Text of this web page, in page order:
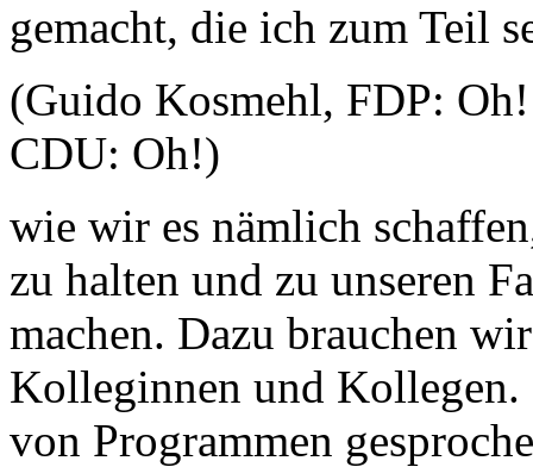
gemacht, die ich zum Teil
(Guido Kosmehl, FDP:
CDU: Oh!)
wie wir es nämlich
zu halten und zu unseren
machen. Dazu brauchen
Kolleginnen und Kollegen.
von Programmen